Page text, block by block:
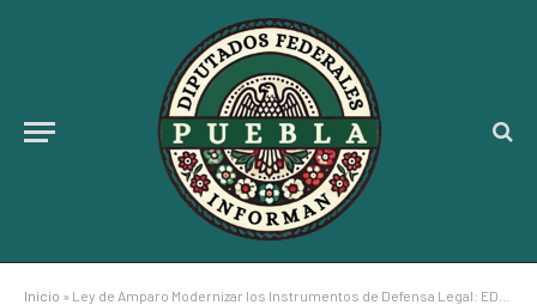
Inicio » Ley de Amparo Modernizar los Instrumentos de Defensa Legal: EDUARDO CASTILLO